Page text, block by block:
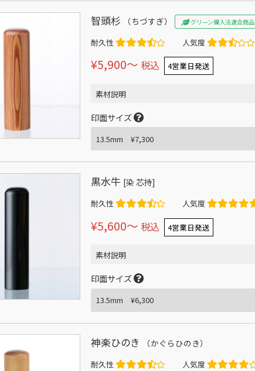
智頭杉 （ちづすぎ） グリーン購入法適合商品
耐久性 人気度
¥5,900〜 税込 4営業日発送
素材説明
印面サイズ
黒水牛 [染 芯持]
耐久性 人気度
¥5,600〜 税込 4営業日発送
素材説明
印面サイズ
神楽ひのき （かぐらひのき）
耐久性 人気度